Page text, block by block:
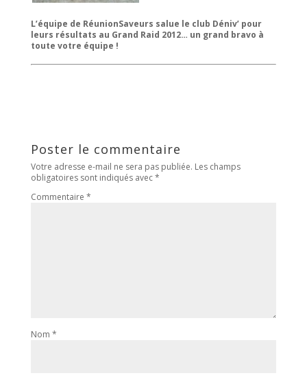
L’équipe de RéunionSaveurs salue le club Déniv’ pour
leurs résultats au Grand Raid 2012… un grand bravo à
toute votre équipe !
Poster le commentaire
Votre adresse e-mail ne sera pas publiée. Les champs
obligatoires sont indiqués avec*
Commentaire *
Nom *